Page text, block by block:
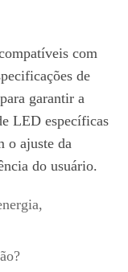
com
de
garantir a
LED específicas
o ajuste da
do usuário.
,